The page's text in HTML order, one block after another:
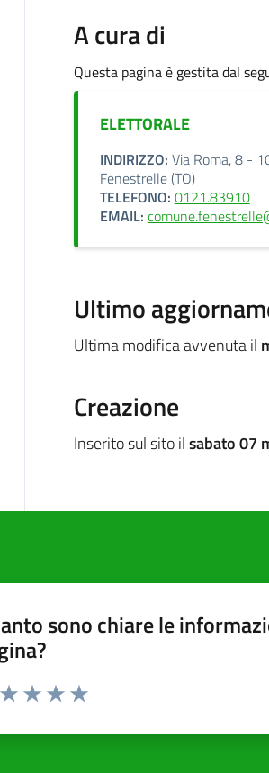
A cura di
Questa pagina è gestita dal
ELETTORALE
INDIRIZZO: Via Roma, 8 -
Fenestrelle (TO)
TELEFONO: 0121.83910
EMAIL:
Ultimo
Ultima modifica avvenuta il
Creazione
Inserito sul sito ilsabato 07
sono chiare le
da 1 a 5 stelle la pagina